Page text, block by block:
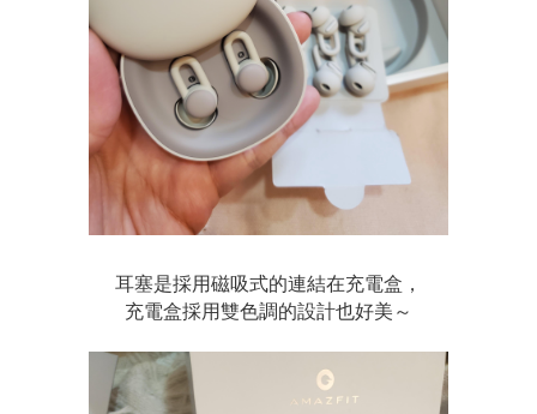
耳塞是採用磁吸式的連結在充電盒，
充電盒採用雙色調的設計也好美～